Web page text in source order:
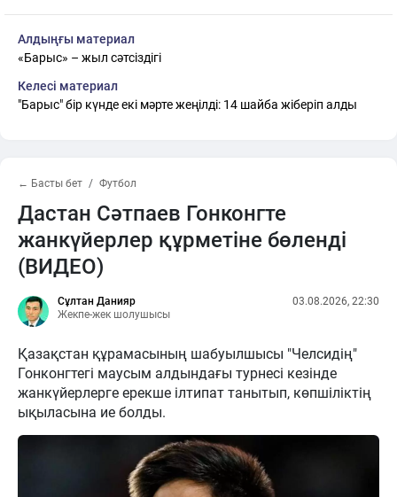
Алдыңғы материал
«Барыс» – жыл сәтсіздігі
Келесі материал
"Барыс" бір күнде екі мәрте жеңілді: 14 шайба жіберіп алды
← Басты бет Футбол
Дастан Сәтпаев Гонконгте
жанкүйерлер құрметіне бөленді
(ВИДЕО)
Сұлтан Данияр
Жекпе-жек шолушысы
03.08.2026, 22:30
Қазақстан құрамасының шабуылшысы "Челсидің"
Гонконгтегі маусым алдындағы турнесі кезінде
жанкүйерлерге ерекше ілтипат танытып, көпшіліктің
ықыласына ие болды.